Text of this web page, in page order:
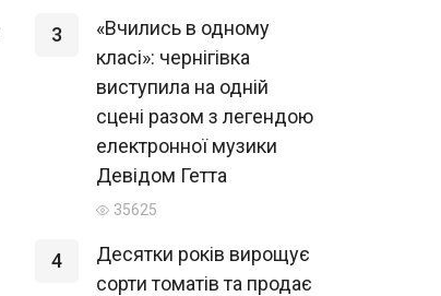
3
«Вчились в одному
класі»: чернігівка
виступила на одній
сцені разом з легендою
електронної музики
Девідом Гетта
35625
4
Десятки років вирощує
сорти томатів та продає